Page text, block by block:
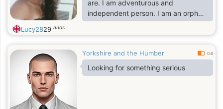
are. I am adventurous and
independent person. I am an orphan
and the only child of my late
parents. Am kind and caring person.
and I for you to take me. lol
Lucy2829 anos
Yorkshire and the Humber 0.6
Looking for something serious